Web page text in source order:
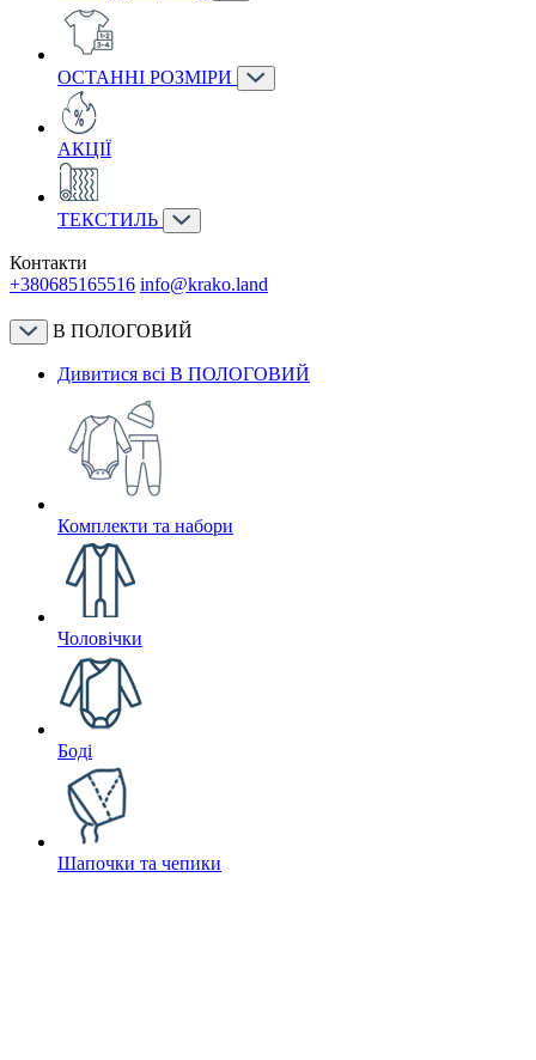
ОСТАННІ РОЗМІРИ
АКЦІЇ
ТЕКСТИЛЬ
Контакти
+380685165516 info@krako.land
В ПОЛОГОВИЙ
Дивитися всі В ПОЛОГОВИЙ
Комплекти та набори
Чоловічки
Боді
Шапочки та чепики